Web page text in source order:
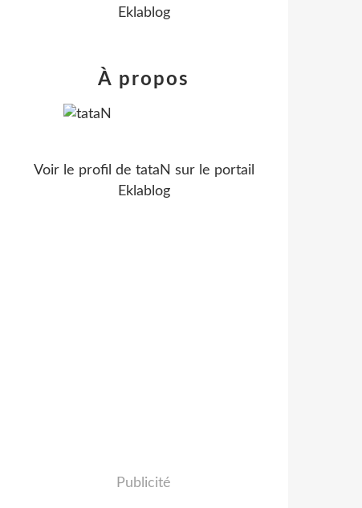
Eklablog
À propos
Voir le profil de tataN sur le portail
Eklablog
Publicité